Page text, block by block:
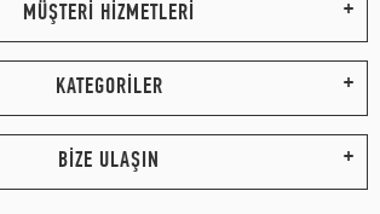
MÜŞTERİ HİZMETLERİ
KATEGORİLER
BİZE ULAŞIN